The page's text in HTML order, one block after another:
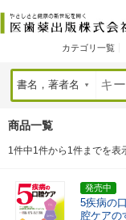
カテゴリ一覧
商品一覧
1件中1件から1件までを表
発売中
5疾病の
腔ケアの